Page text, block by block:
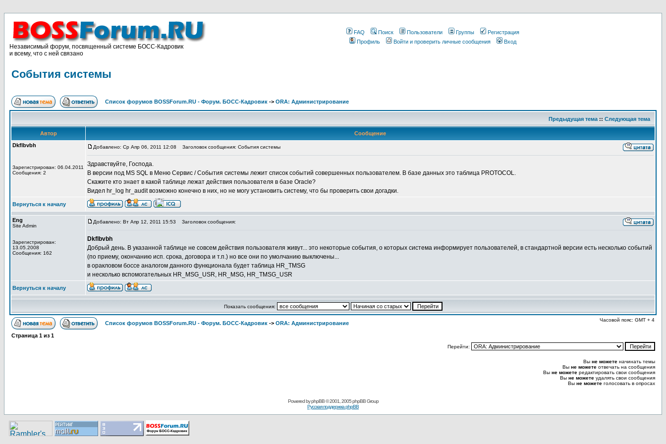
Независимый форум, посвященный системе БОСС-Кадровик
и всему, что с ней связано
FAQ Поиск Пользователи Группы
Регистрация
Профиль
Войти и проверить личные сообщения Вход
События системы
Список форумов BOSSForum.RU - Форум. БОСС-Кадровик -> ORA: Администрирование
Предыдущая тема :: Следующая тема
Автор
Сообщение
Dkflbvbh
Зарегистрирован: 06.04.2011
Сообщения: 2
Добавлено: Ср Апр 06, 2011 12:08 Заголовок сообщения: События системы
Здравствуйте, Господа.
В версии под MS SQL в Меню Сервис / События системы лежит список событий совершенных пользователем. В базе данных это таблица PROTOCOL.
Скажите кто знает в какой таблице лежат действия пользователя в базе Oracle?
Видел hr_log hr_audit возможно конечно в них, но не могу установить систему, что бы проверить свои догадки.
Вернуться к началу
Eng
Site Admin
Зарегистрирован:
13.05.2008
Сообщения: 162
Добавлено: Вт Апр 12, 2011 15:53 Заголовок сообщения:
Dkflbvbh
Добрый день. В указанной таблице не совсем действия пользователя живут... это некоторые события, о которых система информирует пользователей, в стандартной версии есть несколько событий
(по приему, окончанию исп. срока, договора и т.п.) но все они по умолчанию выключены...
в оракловом боссе аналогом данного функционала будет таблица HR_TMSG
и несколько вспомогательных HR_MSG_USR, HR_MSG, HR_TMSG_USR
Вернуться к началу
Показать сообщения:
Список форумов BOSSForum.RU - Форум. БОСС-Кадровик -> ORA: Администрирование
Часовой пояс: GMT + 4
Страница 1 из 1
Перейти:
Вы не можете начинать темы
Вы не можете отвечать на сообщения
Вы не можете редактировать свои сообщения
Вы не можете удалять свои сообщения
Вы не можете голосовать в опросах
Pоwerеd byрhpВB© 2001, 2005 рhpВB Grouр
Русская поддержка phрВB